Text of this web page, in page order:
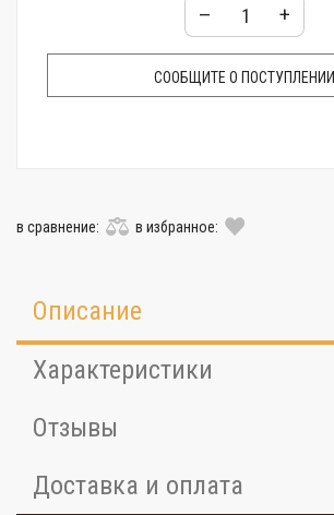
– +
СООБЩИТЕ О ПОСТУПЛЕНИИ
в сравнение: в избранное:
Описание
Характеристики
Отзывы
Доставка и оплата